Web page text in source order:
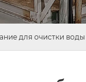
для очистки воды